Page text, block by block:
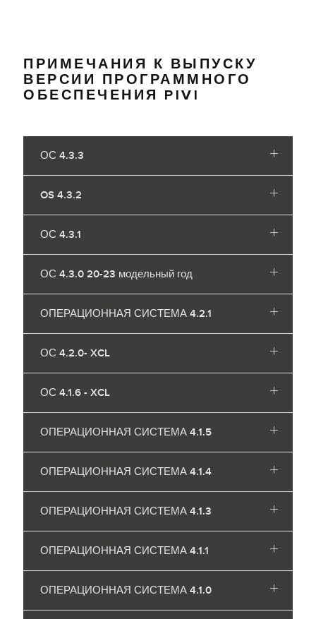
ПРИМЕЧАНИЯ К ВЫПУСКУ
ВЕРСИИ ПРОГРАММНОГО
ОБЕСПЕЧЕНИЯ PIVI
ОС 4.3.3
OS 4.3.2
ОС 4.3.1
ОС 4.3.0 20-23 модельный год
ОПЕРАЦИОННАЯ СИСТЕМА 4.2.1
ОС 4.2.0- XCL
ОС 4.1.6 - XCL
ОПЕРАЦИОННАЯ СИСТЕМА 4.1.5
ОПЕРАЦИОННАЯ СИСТЕМА 4.1.4
ОПЕРАЦИОННАЯ СИСТЕМА 4.1.3
ОПЕРАЦИОННАЯ СИСТЕМА 4.1.1
ОПЕРАЦИОННАЯ СИСТЕМА 4.1.0